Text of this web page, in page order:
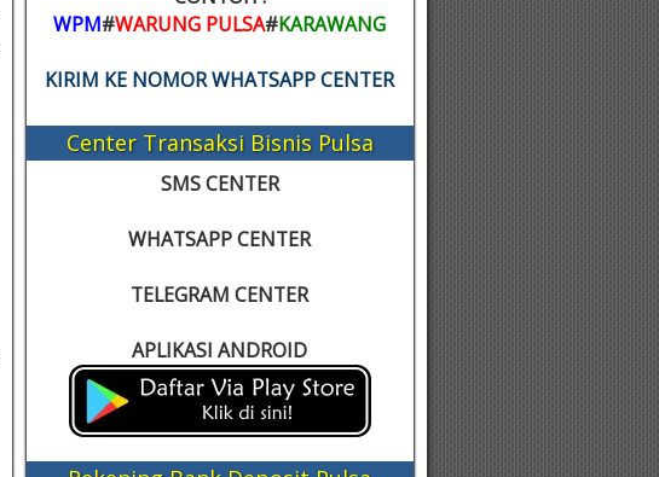
WPM#WARUNG PULSA#KARAWANG
KIRIM KE NOMOR WHATSAPP CENTER
Center Transaksi Bisnis Pulsa
SMS CENTER
WHATSAPP CENTER
TELEGRAM CENTER
APLIKASI ANDROID